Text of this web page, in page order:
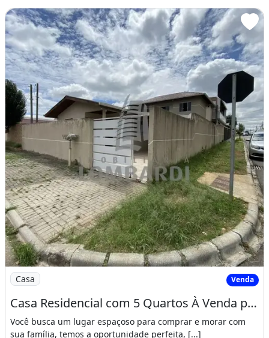
Imagem: Casa Residencial com 5 Quartos À Venda
Casa Venda
Casa Residencial com 5 Quartos À Venda por R$ 620000.00, 240.00 M2 - Tatuquara
Você busca um lugar espaçoso para comprar e morar com
sua família, temos a oportunidade perfeita, [...]